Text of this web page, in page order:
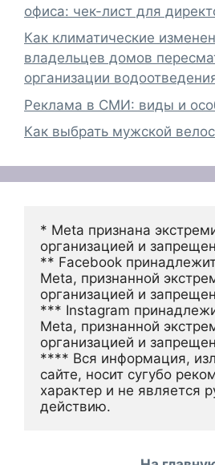
офиса: чек-лист для
Как климатические
владельцев домов
организации
Реклама в СМИ: виды и
Как выбрать мужской
* Meta признана
организацией и
** Facebook
Meta, признанной
организацией и
*** Instagram
Meta, признанной
организацией и
**** Вся информация,
сайте, носит сугубо
характер и не является
действию.